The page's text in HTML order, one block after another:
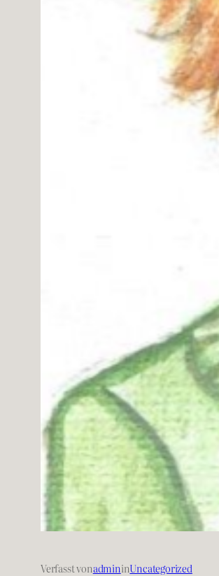
Verfasst vonadmininUncategorized